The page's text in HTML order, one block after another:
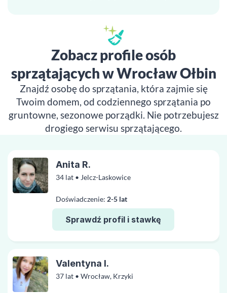
Zobacz profile osób
sprzątających w Wrocław Ołbin
Znajdź osobę do sprzątania, która zajmie się
Twoim domem, od codziennego sprzątania po
gruntowne, sezonowe porządki. Nie potrzebujesz
drogiego serwisu sprzątającego.
34 lat • Jelcz-Laskowice
Doświadczenie: 2-5 lat
Sprawdź profil i stawkę
Anita R.
37 lat • Wrocław, Krzyki
Valentyna I.